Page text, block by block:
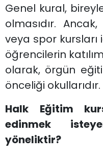
Genel kural,
olmasıdır.
veya spor kursları
öğrencilerin
olarak, örgün
önceliği okullarıdır.
Halk Eğitim
edinmek
yöneliktir?